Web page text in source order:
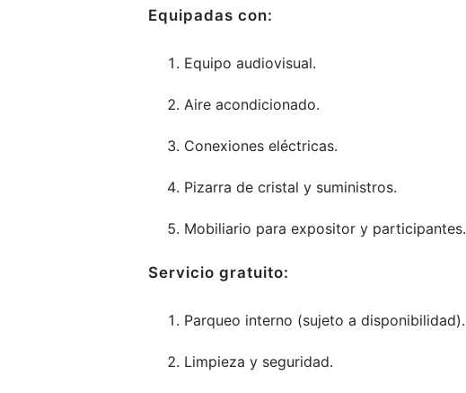
Equipadas con:
Equipo audiovisual.
Aire acondicionado.
Conexiones eléctricas.
Pizarra de cristal y suministros.
Mobiliario para expositor y participantes.
Servicio gratuito:
Parqueo interno (sujeto a disponibilidad).
Limpieza y seguridad.